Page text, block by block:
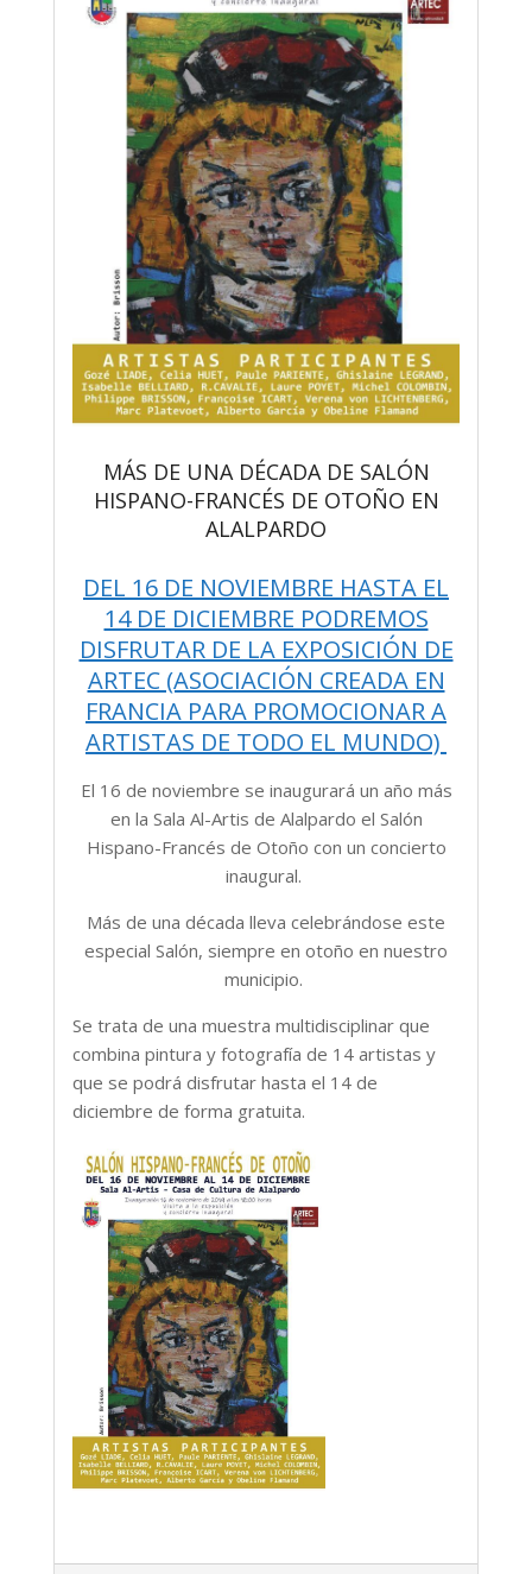
MÁS DE UNA DÉCADA DE SALÓN
HISPANO-FRANCÉS DE OTOÑO EN
ALALPARDO
DEL 16 DE NOVIEMBRE HASTA EL
14 DE DICIEMBRE PODREMOS
DISFRUTAR DE LA EXPOSICIÓN DE
ARTEC (ASOCIACIÓN CREADA EN
FRANCIA PARA PROMOCIONAR A
ARTISTAS DE TODO EL MUNDO)
El 16 de noviembre se inaugurará un año más
en la Sala Al-Artis de Alalpardo el Salón
Hispano-Francés de Otoño con un concierto
inaugural.
Más de una década lleva celebrándose este
especial Salón, siempre en otoño en nuestro
municipio.
Se trata de una muestra multidisciplinar que
combina pintura y fotografía de 14 artistas y
que se podrá disfrutar hasta el 14 de
diciembre de forma gratuita.